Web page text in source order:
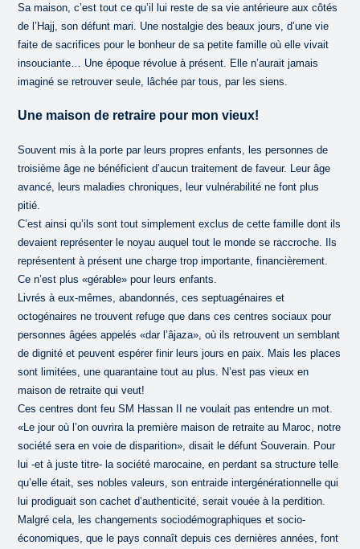
Sa maison, c’est tout ce qu’il lui reste de sa vie antérieure aux côtés
de l’Hajj, son défunt mari. Une nostalgie des beaux jours, d’une vie
faite de sacrifices pour le bonheur de sa petite famille où elle vivait
insouciante… Une époque révolue à présent. Elle n’aurait jamais
imaginé se retrouver seule, lâchée par tous, par les siens.
Une maison de retraire pour mon vieux!
Souvent mis à la porte par leurs propres enfants, les personnes de
troisième âge ne bénéficient d’aucun traitement de faveur. Leur âge
avancé, leurs maladies chroniques, leur vulnérabilité ne font plus
pitié.
C’est ainsi qu’ils sont tout simplement exclus de cette famille dont ils
devaient représenter le noyau auquel tout le monde se raccroche. Ils
représentent à présent une charge trop importante, financièrement.
Ce n’est plus «gérable» pour leurs enfants.
Livrés à eux-mêmes, abandonnés, ces septuagénaires et
octogénaires ne trouvent refuge que dans ces centres sociaux pour
personnes âgées appelés «dar l’âjaza», où ils retrouvent un semblant
de dignité et peuvent espérer finir leurs jours en paix. Mais les places
sont limitées, une quarantaine tout au plus. N’est pas vieux en
maison de retraite qui veut!
Ces centres dont feu SM Hassan II ne voulait pas entendre un mot.
«Le jour où l’on ouvrira la première maison de retraite au Maroc, notre
société sera en voie de disparition», disait le défunt Souverain. Pour
lui -et à juste titre- la société marocaine, en perdant sa structure telle
qu’elle était, ses nobles valeurs, son entraide intergénérationnelle qui
lui prodiguait son cachet d’authenticité, serait vouée à la perdition.
Malgré cela, les changements sociodémographiques et socio-
économiques, que le pays connaît depuis ces dernières années, font